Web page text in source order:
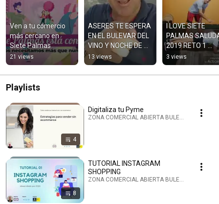
Ven a tu comercio
más cercano en
Siete Palmas
21 views
ASERES TE ESPERA
EN EL BULEVAR DEL
VINO Y NOCHE DE
FINAOS 2019
13 views
I LOVE SIETE
PALMAS
2019 RETO 1
PLANCHA
3 views
Playlists
4
Digitaliza tu Pyme
ZONA COMERCIAL ABIERTA BULEVAR SIETE
8
TUTORIAL INSTAGRAM
SHOPPING
ZONA COMERCIAL ABIERTA BULEVAR SIETE